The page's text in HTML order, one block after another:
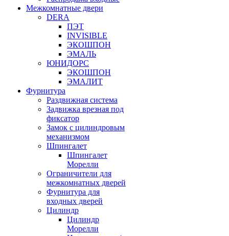
Межкомнатные двери
DERA
ПЭТ
INVISIBLE
ЭКОШПОН
ЭМАЛЬ
ЮНИДОРС
ЭКОШПОН
ЭМАЛИТ
Фурнитура
Раздвижная система
Задвижка врезная под
фиксатор
Замок с цилиндровым
механизмом
Шпингалет
Шпингалет
Морелли
Ограничители для
межкомнатных дверей
Фурнитура для
входных дверей
Цилиндр
Цилиндр
Морелли